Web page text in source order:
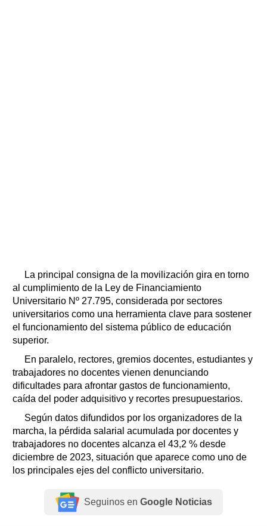
La principal consigna de la movilización gira en torno
al cumplimiento de la Ley de Financiamiento
Universitario Nº 27.795, considerada por sectores
universitarios como una herramienta clave para sostener
el funcionamiento del sistema público de educación
superior.
En paralelo, rectores, gremios docentes, estudiantes y
trabajadores no docentes vienen denunciando
dificultades para afrontar gastos de funcionamiento,
caída del poder adquisitivo y recortes presupuestarios.
Según datos difundidos por los organizadores de la
marcha, la pérdida salarial acumulada por docentes y
trabajadores no docentes alcanza el 43,2 % desde
diciembre de 2023, situación que aparece como uno de
los principales ejes del conflicto universitario.
Seguinos en Google Noticias